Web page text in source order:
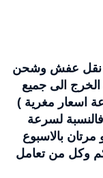
نقل عفش وشحن
الخرج الى جميع
اسعار مغرية )
لسرعة
بالاسبوع
وكل من تعامل